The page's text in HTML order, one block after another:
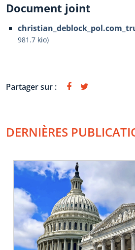
Document joint
981.7 kio)
Partager sur :
DERNIÈRES